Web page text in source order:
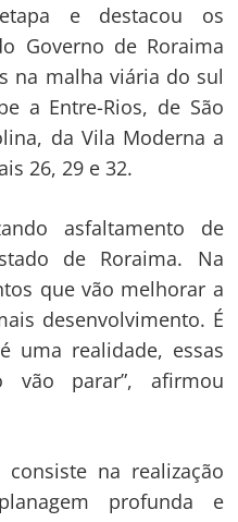
e destacou os
Governo de Roraima
na malha viária do sul
a Entre-Rios, de São
da Vila Moderna a
26, 29 e 32.
asfaltamento de
de Roraima. Na
que vão melhorar a
desenvolvimento. É
uma realidade, essas
parar”, afirmou
na realização
profunda e